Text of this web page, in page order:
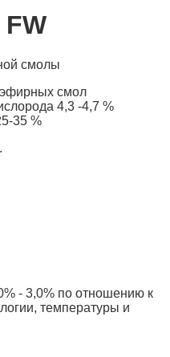
смолы
смол
4,3 -4,7 %
35 %
- 3,0% по отношению к
температуры и